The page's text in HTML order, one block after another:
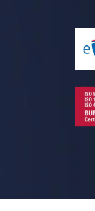
Pločice za kupatilo